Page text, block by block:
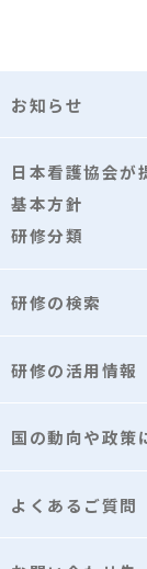
お知らせ
日本看護協会が
基本方針
研修分類
研修の検索
研修の活用情報
国の動向や政策
よくあるご質問